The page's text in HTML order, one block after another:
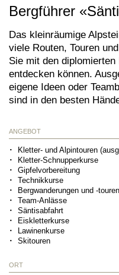
Bergführer
Das kleinräumige
viele Routen, Touren
Sie mit den
entdecken können.
eigene Ideen oder
sind in den besten
ANGEBOT
Kletter- und Alpintouren
Kletter-Schnupperkurse
Gipfelvorbereitung
Technikkurse
Bergwanderungen und -
Team-Anlässe
Säntisabfahrt
Eiskletterkurse
Lawinenkurse
Skitouren
ORT